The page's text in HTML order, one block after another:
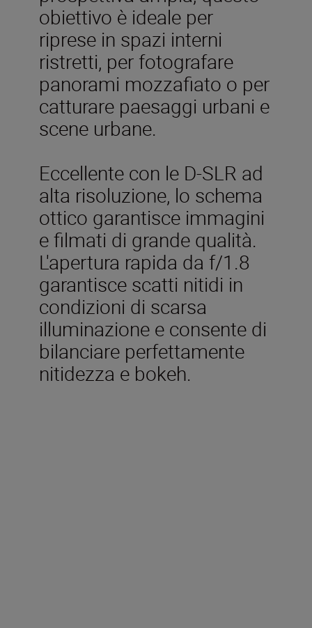
obiettivo è ideale per
riprese in spazi interni
ristretti, per fotografare
panorami mozzafiato o per
catturare paesaggi urbani e
scene urbane.
Eccellente con le D-SLR ad
alta risoluzione, lo schema
ottico garantisce immagini
e filmati di grande qualità.
L'apertura rapida da f/1.8
garantisce scatti nitidi in
condizioni di scarsa
illuminazione e consente di
bilanciare perfettamente
nitidezza e bokeh.